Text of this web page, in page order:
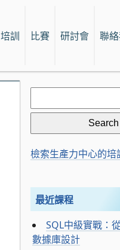
培訓 比賽 研討會 聯
Search
for:
檢索生產力中心的培
最近課程
SQL中級實戰：
數據庫設計